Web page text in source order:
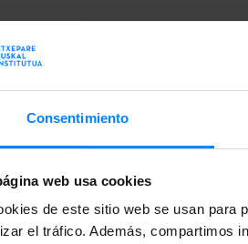
Consentimiento
web usa cookies
de este sitio web se usan para
el tráfico. Además, compartimos
los/las solicitantes tendrán
del País Vasco, la